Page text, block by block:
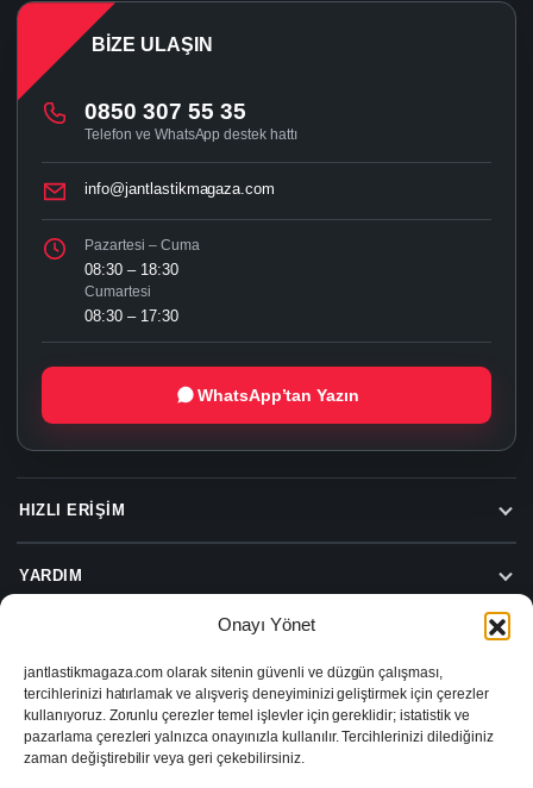
Onayı Yönet
jantlastikmagaza.com olarak sitenin güvenli ve düzgün çalışması,
tercihlerinizi hatırlamak ve alışveriş deneyiminizi geliştirmek için çerezler
kullanıyoruz. Zorunlu çerezler temel işlevler için gereklidir; istatistik ve
pazarlama çerezleri yalnızca onayınızla kullanılır. Tercihlerinizi dilediğiniz
zaman değiştirebilir veya geri çekebilirsiniz.
HIZLI ERIŞIM
YARDIM
BIZE ULAŞIN
0850 307 55 35
Telefon ve WhatsApp destek hattı
info@jantlastikmagaza.com
Pazartesi – Cuma
08:30 – 18:30
Cumartesi
08:30 – 17:30
WhatsApp’tan Yazın
Beylas Jant Lastik Hizmetleri
Beylas Jant Lastik Sanayi ve Ticaret Limited Şirketi
Turgut Özal Caddesi No:74, 35390 Buca/İzmir
VD: Şirinyer
VN: 1671413282